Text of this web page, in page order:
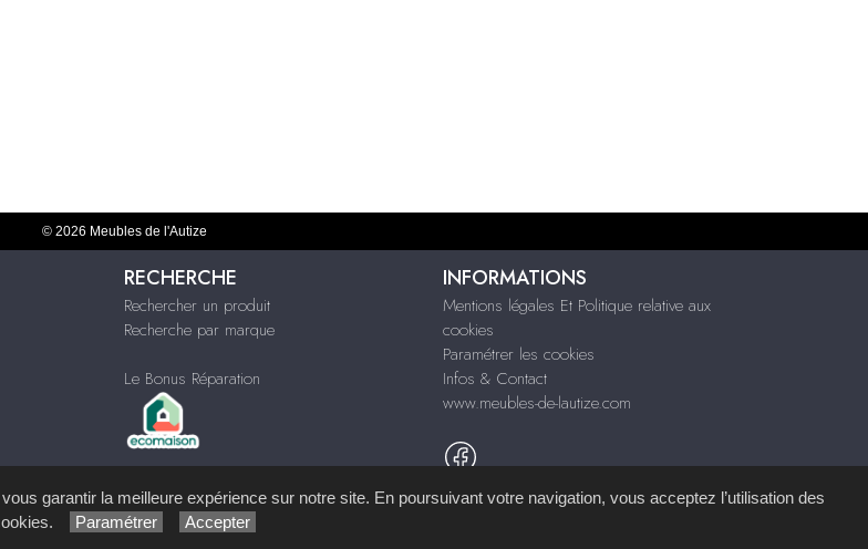
© 2026 Meubles de l'Autize
RECHERCHE
Rechercher un produit
Recherche par marque
Le Bonus Réparation
INFORMATIONS
Mentions légales Et Politique relative aux
cookies
Paramétrer les cookies
Infos & Contact
www.meubles-de-lautize.com
Contenu (SGC)imagenia, créé et développé en France par
garantir la meilleure expérience sur notre site. En poursuivant votre navigation, vous acceptez l’utilisation des
Paramétrer Accepter